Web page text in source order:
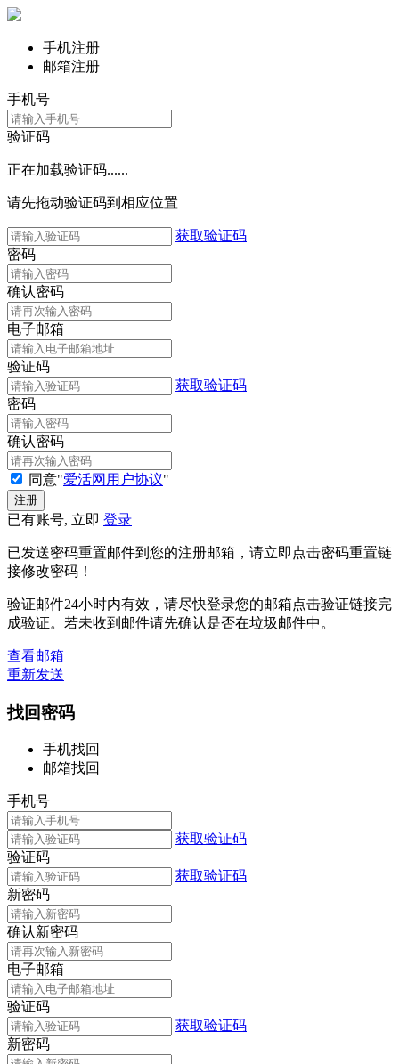
手机注册
邮箱注册
手机号
验证码
正在加载验证码......
请先拖动验证码到相应位置
获取验证码
密码
确认密码
电子邮箱
验证码
获取验证码
密码
确认密码
同意"爱活网用户协议"
已有账号, 立即 登录
已发送密码重置邮件到您的注册邮箱，请立即点击密码重置链
接修改密码！
验证邮件24小时内有效，请尽快登录您的邮箱点击验证链接完
成验证。若未收到邮件请先确认是否在垃圾邮件中。
查看邮箱
重新发送
找回密码
手机找回
邮箱找回
手机号
获取验证码
验证码
获取验证码
新密码
确认新密码
电子邮箱
验证码
获取验证码
新密码